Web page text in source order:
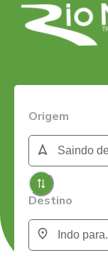
Origem
Destino